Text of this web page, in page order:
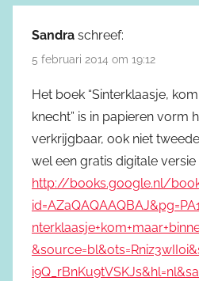
Sandra schreef:
5 februari 2014 om 19:12
Het boek “Sinterklaasje,
knecht” is in papieren vorm
verkrijgbaar, ook niet
wel een gratis digitale
http://books.google.nl/